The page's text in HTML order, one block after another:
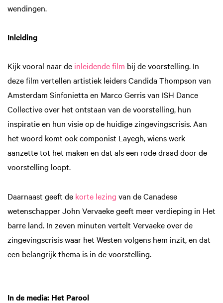
wendingen.
Inleiding
Kijk vooral naar de inleidende film bij de voorstelling. In
deze film vertellen artistiek leiders Candida Thompson van
Amsterdam Sinfonietta en Marco Gerris van ISH Dance
Collective over het ontstaan van de voorstelling, hun
inspiratie en hun visie op de huidige zingevingscrisis. Aan
het woord komt ook componist Layegh, wiens werk
aanzette tot het maken en dat als een rode draad door de
voorstelling loopt.
Daarnaast geeft de korte lezing van de Canadese
wetenschapper John Vervaeke geeft meer verdieping in Het
barre land. In zeven minuten vertelt Vervaeke over de
zingevingscrisis waar het Westen volgens hem inzit, en dat
een belangrijk thema is in de voorstelling.
In de media: Het Parool